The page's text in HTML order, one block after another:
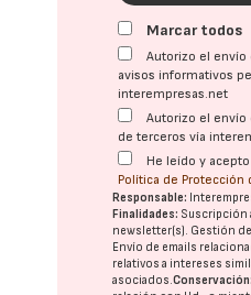
Marcar todos
Autorizo el
avisos informativos
interempresas.net
Autorizo el
de terceros vía
He leído y
Política de Protección
Responsable:
Finalidades: Suscripción
newsletter(s). Gestión
Envío de emails
relativos a intereses
asociados.Conservación: